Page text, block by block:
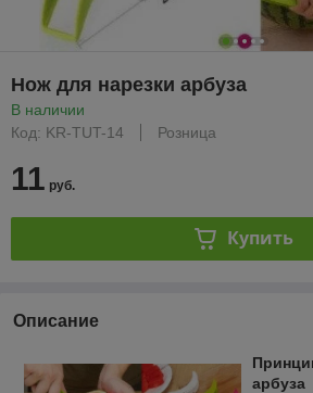
Нож для нарезки арбуза
В наличии
Код: KR-TUT-14
Розница
11 руб.
Купить
Описание
арбуза